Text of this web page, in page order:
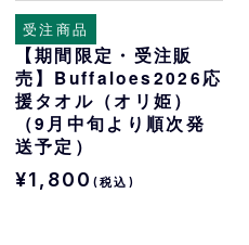
受注商品
【期間限定・受注販
売】Buffaloes2026応
援タオル（オリ姫）
（9月中旬より順次発
送予定）
¥1,800 (税込)